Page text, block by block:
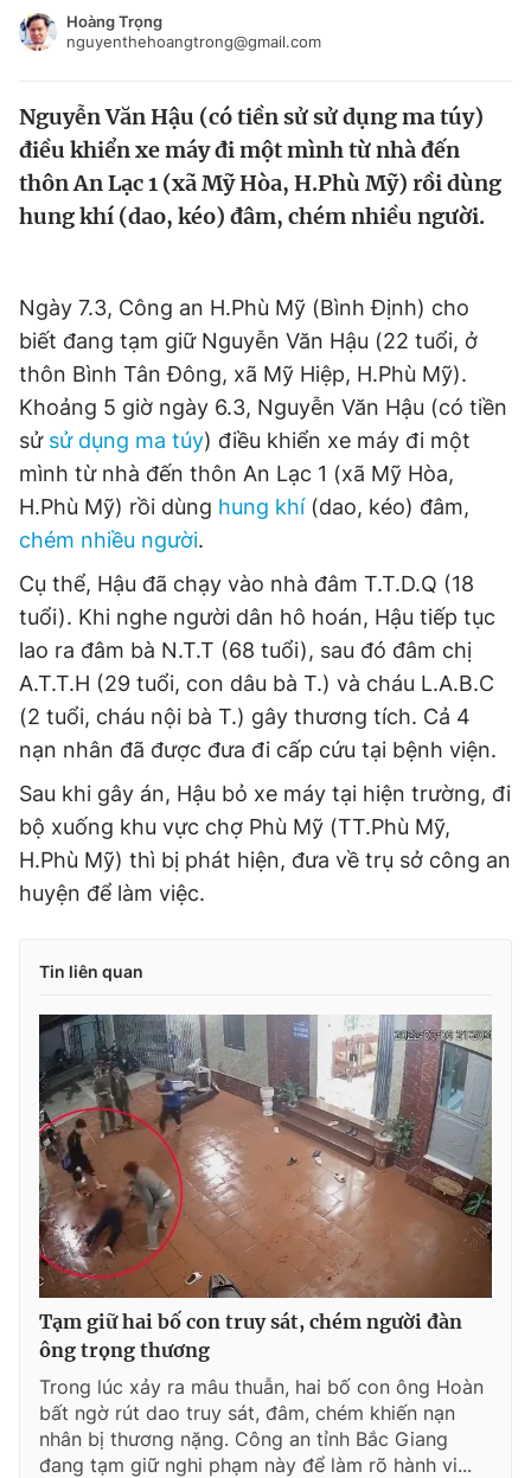
Chào ngày mới Tin 24h
Tin thị trường Tin 360
Video Magazine
Tiện ích Bạn cần biết
Thông tin tòa soạn Liên hệ quảng cáo
Đọc Thanh Niên trên điện thoại
Theo dõi báo trên
Hotline
0906 645 777
Liên hệ quảng cáo
0908 780 404
Đặt báo Quảng cáo
Phó tổng biên tập: Lâm Hiếu Dũng
Phó tổng biên tập: Trần Việt Hưng
Giấy phép xuất bản số 110/GP - BTTTT cấp ngày 24.3.2020
© 2003-2026 Bản quyền thuộc về Báo Thanh Niên. Cấm sao
chép dưới mọi hình thức nếu không có sự chấp thuận bằng văn
bản. Phát triển bởi ePi Technologies, JSC.
Tin đã xem
Hoàng Trọng
nguyenthehoangtrong@gmail.com
Nguyễn Văn Hậu (có tiền sử sử dụng ma túy)
điều khiển xe máy đi một mình từ nhà đến
thôn An Lạc 1 (xã Mỹ Hòa, H.Phù Mỹ) rồi dùng
hung khí (dao, kéo) đâm, chém nhiều người.
Ngày 7.3, Công an H.Phù Mỹ (Bình Định) cho
biết đang tạm giữ Nguyễn Văn Hậu (22 tuổi, ở
thôn Bình Tân Đông, xã Mỹ Hiệp, H.Phù Mỹ).
Khoảng 5 giờ ngày 6.3, Nguyễn Văn Hậu (có tiền
sử sử dụng ma túy) điều khiển xe máy đi một
mình từ nhà đến thôn An Lạc 1 (xã Mỹ Hòa,
H.Phù Mỹ) rồi dùng hung khí(dao, kéo) đâm,
chém nhiều người.
Cụ thể, Hậu đã chạy vào nhà đâm T.T.D.Q (18
tuổi). Khi nghe người dân hô hoán, Hậu tiếp tục
lao ra đâm bà N.T.T (68 tuổi), sau đó đâm chị
A.T.T.H (29 tuổi, con dâu bà T.) và cháu L.A.B.C
(2 tuổi, cháu nội bà T.) gây thương tích. Cả 4
nạn nhân đã được đưa đi cấp cứu tại bệnh viện.
Sau khi gây án, Hậu bỏ xe máy tại hiện trường, đi
bộ xuống khu vực chợ Phù Mỹ (TT.Phù Mỹ,
H.Phù Mỹ) thì bị phát hiện, đưa về trụ sở công an
huyện để làm việc.
Tin liên quan
Tạm giữ hai bố con truy sát, chém người đàn
ông trọng thương
Trong lúc xảy ra mâu thuẫn, hai bố con ông Hoàn
bất ngờ rút dao truy sát, đâm, chém khiến nạn
nhân bị thương nặng. Công an tỉnh Bắc Giang
đang tạm giữ nghi phạm này để làm rõ hành vi...